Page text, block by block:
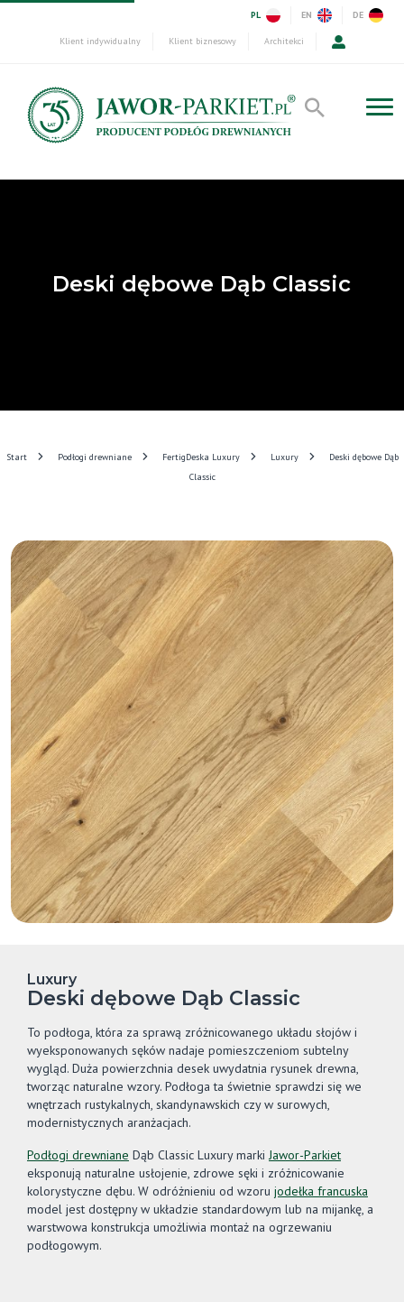
Klient indywidualny Klient biznesowy Architekci
PL EN DE
Deski dębowe Dąb Classic
Start Podłogi drewniane FertigDeska Luxury Luxury
Deski dębowe Dąb
Classic
Luxury
Deski dębowe Dąb Classic
To podłoga, która za sprawą zróżnicowanego układu słojów i
wyeksponowanych sęków nadaje pomieszczeniom subtelny
wygląd. Duża powierzchnia desek uwydatnia rysunek drewna,
tworząc naturalne wzory. Podłoga ta świetnie sprawdzi się we
wnętrzach rustykalnych, skandynawskich czy w surowych,
modernistycznych aranżacjach.
Podłogi drewniane Dąb Classic Luxury markiJawor-Parkiet
eksponują naturalne usłojenie, zdrowe sęki i zróżnicowanie
kolorystyczne dębu. W odróżnieniu od wzoru jodełka francuska
model jest dostępny w układzie standardowym lub na mijankę, a
warstwowa konstrukcja umożliwia montaż na ogrzewaniu
podłogowym.